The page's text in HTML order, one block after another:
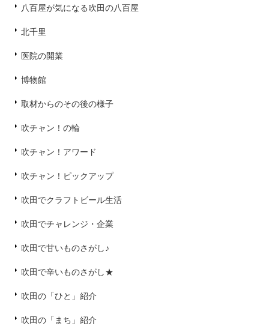
八百屋が気になる吹田の八百屋
北千里
医院の開業
博物館
取材からのその後の様子
吹チャン！の輪
吹チャン！アワード
吹チャン！ピックアップ
吹田でクラフトビール生活
吹田でチャレンジ・企業
吹田で甘いものさがし♪
吹田で辛いものさがし★
吹田の「ひと」紹介
吹田の「まち」紹介